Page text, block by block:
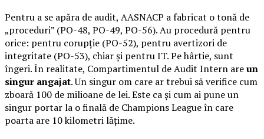
Pentru a se apăra de audit, AASNACP a fabricat o tonă de
„proceduri” (PO-48, PO-49, PO-56). Au procedură pentru
orice: pentru corupție (PO-52), pentru avertizori de
integritate (PO-53), chiar și pentru IT. Pe hârtie, sunt
îngeri. În realitate, Compartimentul de Audit Intern areun
singur angajat. Un singur om care ar trebui să verifice cum
zboară 100 de milioane de lei. Este ca și cum ai pune un
singur portar la o finală de Champions League în care
poarta are 10 kilometri lățime.